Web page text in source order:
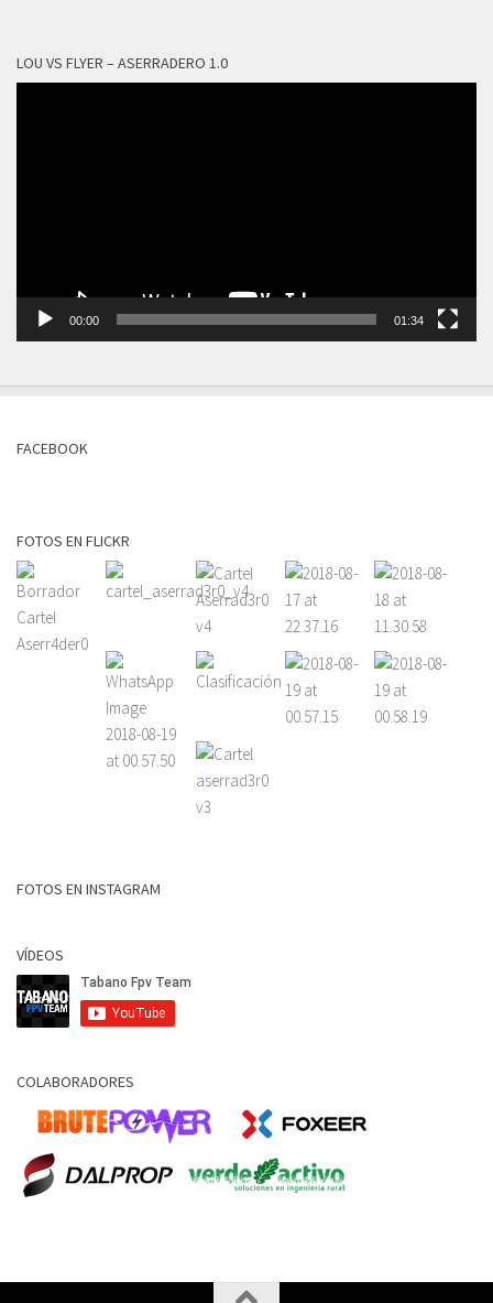
LOU VS FLYER – ASERRADERO 1.0
00:00 01:34
FACEBOOK
FOTOS EN FLICKR
FOTOS EN INSTAGRAM
VÍDEOS
COLABORADORES